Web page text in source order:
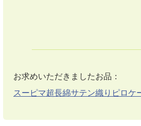
お求めいただきましたお品：
スーピマ超長綿サテン織りピロケ